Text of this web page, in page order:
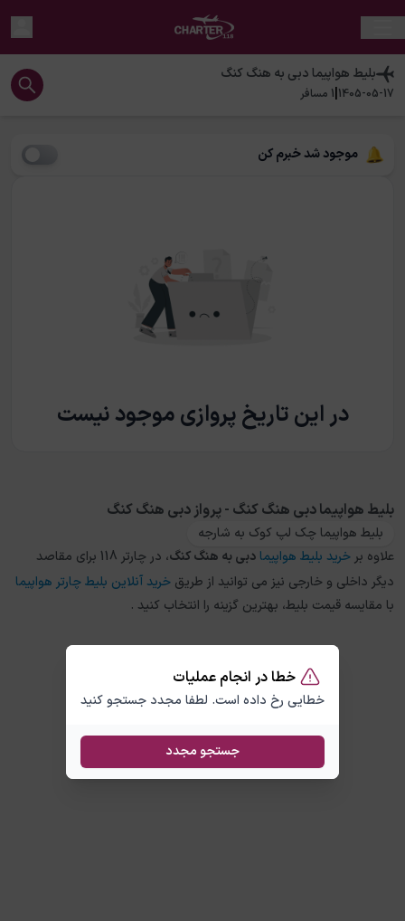
خطا در انجام عملیات
خطایی رخ داده است. لطفا مجدد جستجو کنید
جستجو مجدد
بلیط هواپیمادبی به هنگ کنگ
1405-05-17
|
1 مسافر
موجود شد خبرم کن
در این تاریخ پروازی موجود نیست
بلیط هواپیما دبی هنگ کنگ - پرواز دبی هنگ کنگ
بلیط هواپیما چک لپ کوک به شارجه
علاوه بر خرید بلیط هواپیما دبیبه هنگ کنگ
، در چارتر 118 برای مقاصد
دیگر داخلی و خارجی نیز می توانید از طریق خرید آنلاین بلیط چارتر هواپیما
با مقایسه قیمت بلیط، بهترین گزینه را انتخاب کنید .